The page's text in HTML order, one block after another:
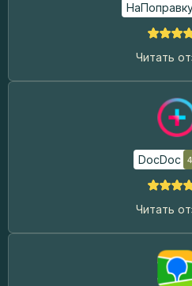
Читать
DocDoc
Читать